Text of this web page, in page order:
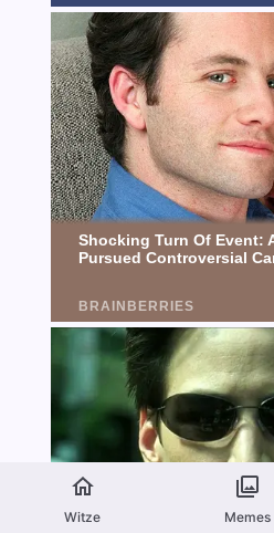
Witze Memes